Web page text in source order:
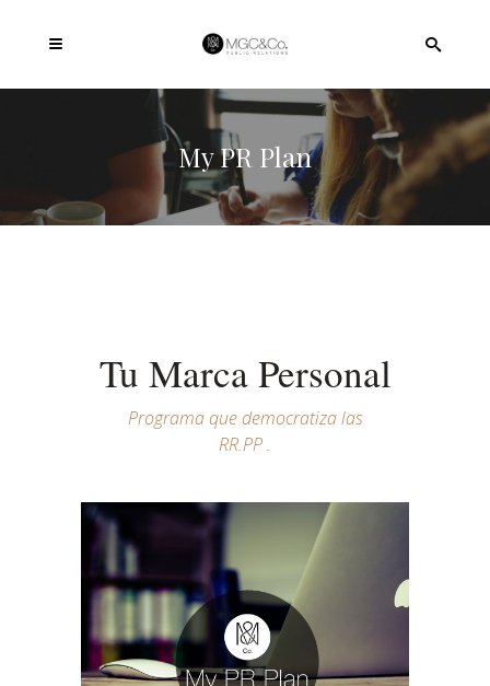
My PR Plan
Tu Marca Personal
Programa que democratiza las
RR.PP .